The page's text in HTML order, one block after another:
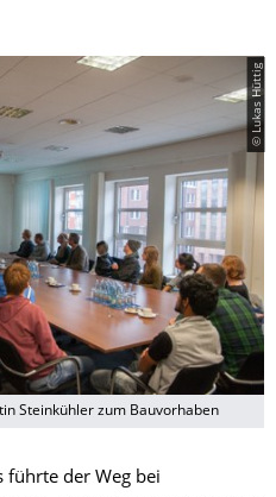
© Lukas Hüttig
Steinkühler zum Bauvorhaben
führte der Weg bei